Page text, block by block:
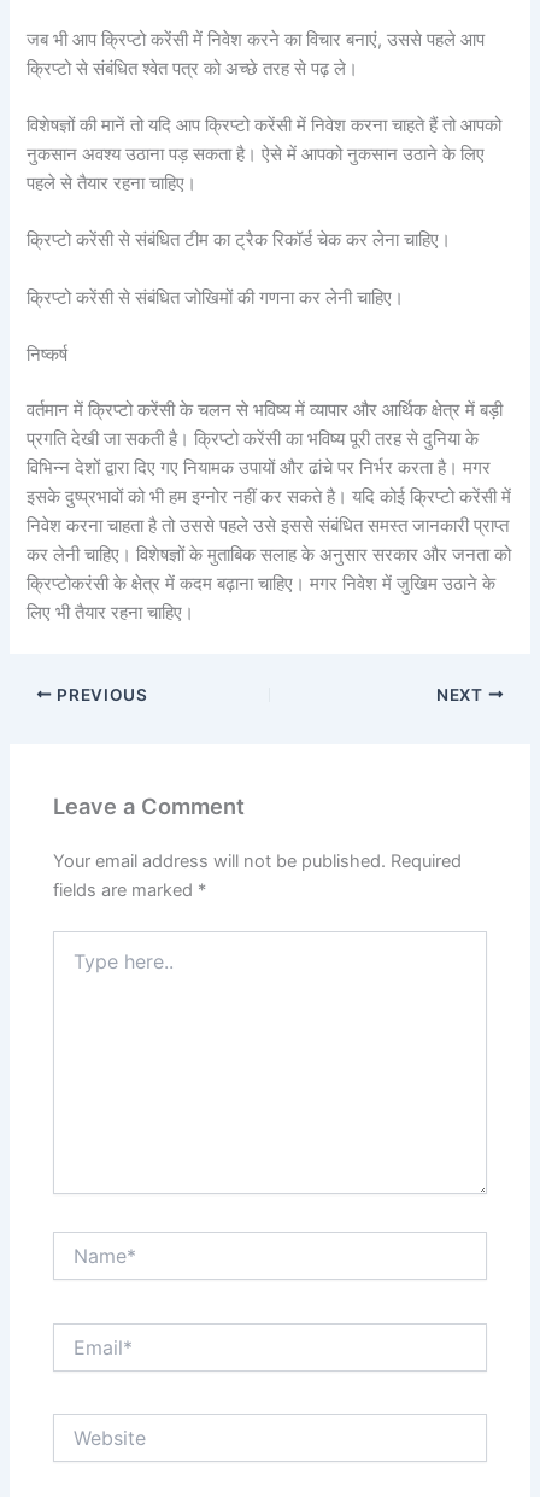
जब भी आप क्रिप्टो करेंसी में निवेश करने का विचार बनाएं, उससे पहले आप
क्रिप्टो से संबंधित श्वेत पत्र को अच्छे तरह से पढ़ ले।
विशेषज्ञों की मानें तो यदि आप क्रिप्टो करेंसी में निवेश करना चाहते हैं तो आपको
नुकसान अवश्य उठाना पड़ सकता है। ऐसे में आपको नुकसान उठाने के लिए
पहले से तैयार रहना चाहिए।
क्रिप्टो करेंसी से संबंधित टीम का ट्रैक रिकॉर्ड चेक कर लेना चाहिए।
क्रिप्टो करेंसी से संबंधित जोखिमों की गणना कर लेनी चाहिए।
निष्कर्ष
वर्तमान में क्रिप्टो करेंसी के चलन से भविष्य में व्यापार और आर्थिक क्षेत्र में बड़ी
प्रगति देखी जा सकती है। क्रिप्टो करेंसी का भविष्य पूरी तरह से दुनिया के
विभिन्न देशों द्वारा दिए गए नियामक उपायों और ढांचे पर निर्भर करता है। मगर
इसके दुष्प्रभावों को भी हम इग्नोर नहीं कर सकते है। यदि कोई क्रिप्टो करेंसी में
निवेश करना चाहता है तो उससे पहले उसे इससे संबंधित समस्त जानकारी प्राप्त
कर लेनी चाहिए। विशेषज्ञों के मुताबिक सलाह के अनुसार सरकार और जनता को
क्रिप्टोकरंसी के क्षेत्र में कदम बढ़ाना चाहिए। मगर निवेश में जुखिम उठाने के
लिए भी तैयार रहना चाहिए।
PREVIOUS NEXT
Leave a Comment
Your email address will not be published. Required
fields are marked *
here..